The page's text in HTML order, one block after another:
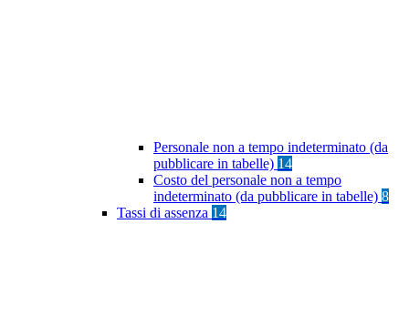
Personale non a tempo indeterminato (da
pubblicare in tabelle) 14
Costo del personale non a tempo
indeterminato (da pubblicare in tabelle) 8
Tassi di assenza 14